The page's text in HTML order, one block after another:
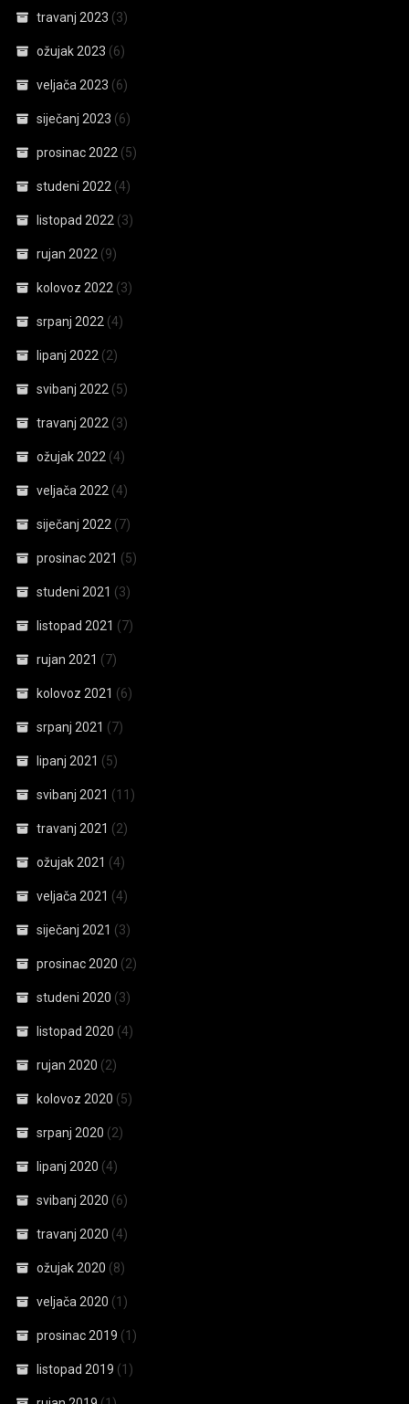
travanj 2023 (3)
ožujak 2023 (6)
veljača 2023 (6)
siječanj 2023 (6)
prosinac 2022 (5)
studeni 2022 (4)
listopad 2022 (3)
rujan 2022 (9)
kolovoz 2022 (3)
srpanj 2022 (4)
lipanj 2022 (2)
svibanj 2022 (5)
travanj 2022 (3)
ožujak 2022 (4)
veljača 2022 (4)
siječanj 2022 (7)
prosinac 2021 (5)
studeni 2021 (3)
listopad 2021 (7)
rujan 2021 (7)
kolovoz 2021 (6)
srpanj 2021 (7)
lipanj 2021 (5)
svibanj 2021 (11)
travanj 2021 (2)
ožujak 2021 (4)
veljača 2021 (4)
siječanj 2021 (3)
prosinac 2020 (2)
studeni 2020 (3)
listopad 2020 (4)
rujan 2020 (2)
kolovoz 2020 (5)
srpanj 2020 (2)
lipanj 2020 (4)
svibanj 2020 (6)
travanj 2020 (4)
ožujak 2020 (8)
veljača 2020 (1)
prosinac 2019 (1)
listopad 2019 (1)